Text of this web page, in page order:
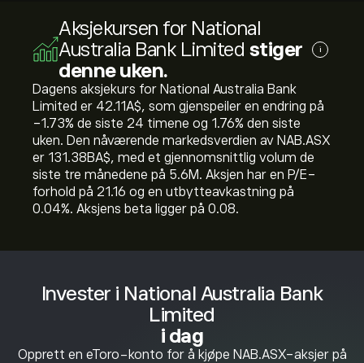
Invester i National Australia Bank
Limited
i dag
Opprett en eToro-konto for å kjøpe NAB.ASX-aksjer på
Aksjekursen for National
Australia Bank Limited stiger
denne uken.
i
Dagens aksjekurs for National Australia Bank
Limited er 42.11‎A$‎, som gjenspeiler en endring på
‎-1.73‎% de siste 24 timene og ‎1.76‎% den siste
uken. Den nåværende markedsverdien av NAB.ASX
er 131.38B‎A$‎, med et gjennomsnittlig volum de
siste tre månedene på 5.6M. Aksjen har en P/E-
forhold på 21.16 og en utbytteavkastning på
0.04%. Aksjens beta ligger på 0.08.